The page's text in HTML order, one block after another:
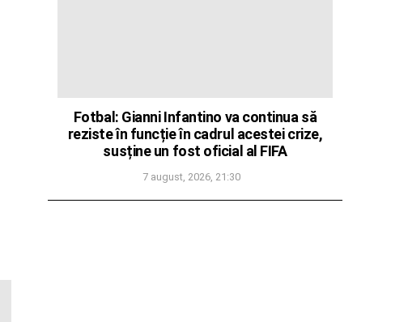
Fotbal: Gianni Infantino va continua să
reziste în funcție în cadrul acestei crize,
susține un fost oficial al FIFA
7 august, 2026, 21:30